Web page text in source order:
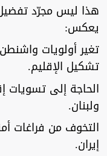
هذا ليس مجرّد
يعكس:
تغير أولويات
تشكيل الإقليم.
الحاجة إلى تسويات
ولبنان.
التخوف من فراغات
إيران.